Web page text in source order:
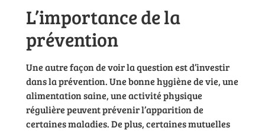
L’importance de la
prévention
Une autre façon de voir la question est d’investir
dans la prévention. Une bonne hygiène de vie, une
alimentation saine, une activité physique
régulière peuvent prévenir l’apparition de
certaines maladies. De plus, certaines mutuelles